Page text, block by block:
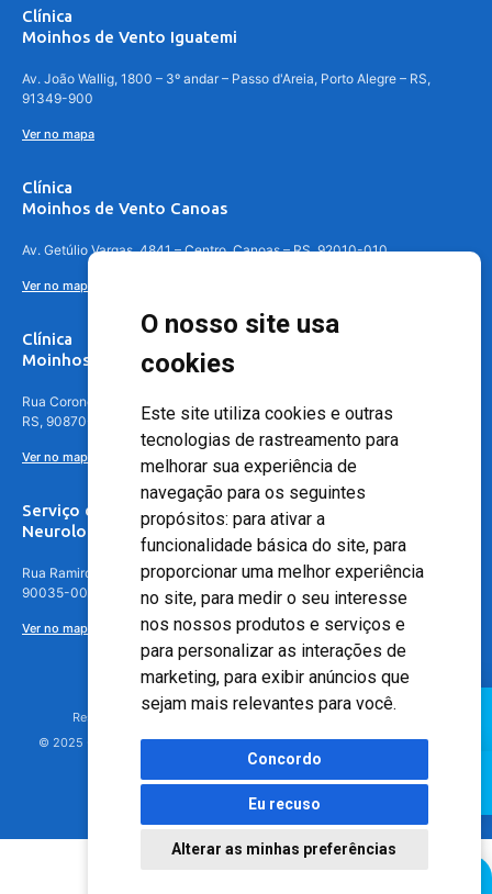
O nosso site usa
cookies
Este site utiliza cookies e outras
tecnologias de rastreamento para
melhorar sua experiência de
navegação para os seguintes
propósitos: para ativar a
funcionalidade básica do site, para
proporcionar uma melhor experiência
no site, para medir o seu interesse
nos nossos produtos e serviços e
para personalizar as interações de
marketing, para exibir anúncios que
sejam mais relevantes para você.
Concordo
Eu recuso
Alterar as minhas preferências
Clínica
Moinhos de Vento Iguatemi
Av. João Wallig, 1800 – 3º andar – Passo d'Areia, Porto Alegre – RS,
91349-900
Ver no mapa
Clínica
Moinhos de Vento Canoas
Av. Getúlio Vargas, 4841 – Centro, Canoas – RS, 92010-010
Ver no mapa
Clínica
Moinhos de Vento - Teresópolis
Rua Coronel Aparício Borges, 250 - 3º andar - Teresópolis, Porto Alegre -
RS, 90870-016
Ver no mapa
Serviço de
Neurologia
Rua Ramiro Barcelos, 630 – 5º andar – Floresta, Porto Alegre – RS,
90035-001
Ver no mapa
Responsável Técnico: Dr. Luiz Antonio Nasi - CREMERS 11217
© 2025 - Hospital Moinhos de Vento - Registro Empresa (CRM-RS): 425